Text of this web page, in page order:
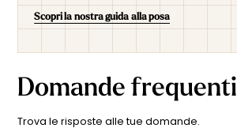
Scopri la nostra guida alla posa
Domande frequenti
Trova le risposte alle tue domande.